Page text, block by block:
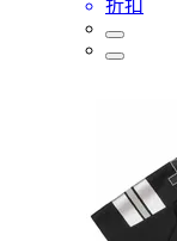
折扣